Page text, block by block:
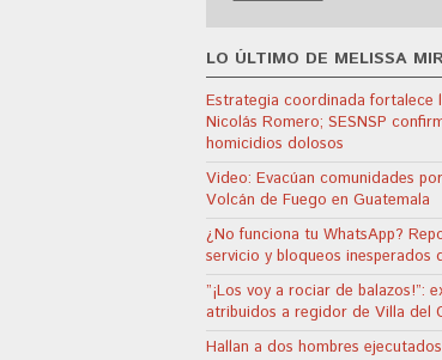
LO ÚLTIMO DE MELISSA
Estrategia coordinada fortalece
Nicolás Romero; SESNSP
homicidios dolosos
Video: Evacúan comunidades
Volcán de Fuego en Guatemala
¿No funciona tu WhatsApp?
servicio y bloqueos inesperados
”¡Los voy a rociar de balazos!”:
atribuidos a regidor de Villa del
Hallan a dos hombres